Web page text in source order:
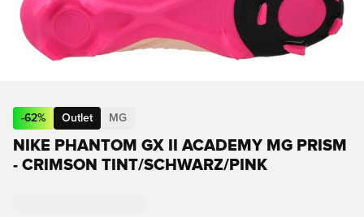
-62% Outlet MG
NIKE PHANTOM GX II ACADEMY MG PRISM
- CRIMSON TINT/SCHWARZ/PINK